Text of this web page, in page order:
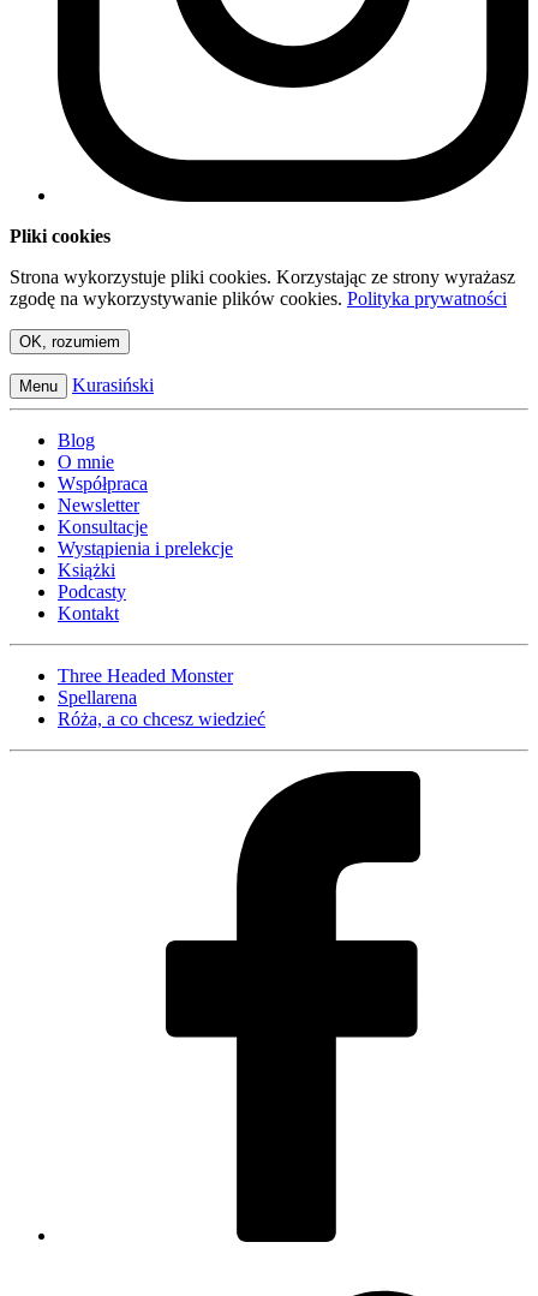
Pliki cookies
Strona wykorzystuje pliki cookies. Korzystając ze strony wyrażasz
zgodę na wykorzystywanie plików cookies. Polityka prywatności
OK, rozumiem
Menu Kurasiński
Blog
O mnie
Współpraca
Newsletter
Konsultacje
Wystąpienia i prelekcje
Książki
Podcasty
Kontakt
Three Headed Monster
Spellarena
Róża, a co chcesz wiedzieć